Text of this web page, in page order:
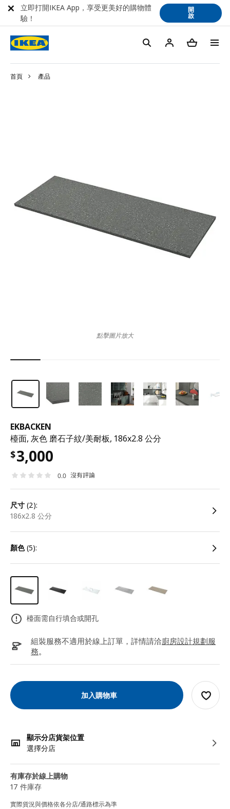
首頁 產品
EKBACKEN
檯面, 灰色 磨石子紋/美耐板, 186x2.8 公分
$3,000
0.0 沒有評論
尺寸 (2):
186x2.8 公分
顏色(5):
檯面需自行填合或開孔
組裝服務不適用於線上訂單，詳情請洽廚房設計規劃服
務。
加入購物車
顯示分店貨架位置
選擇分店
有庫存於線上購物
17 件庫存
實際貨況與價格依各分店/通路標示為準
點擊圖片放大
立即打開IKEA App，享受更美好的購物體
驗！
開
啟